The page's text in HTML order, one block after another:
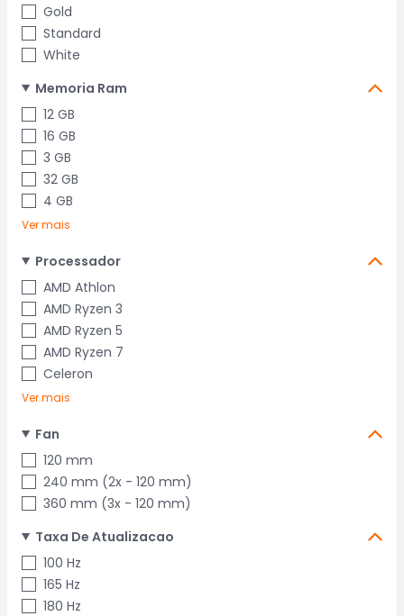
Gold
Standard
White
Memoria Ram
12 GB
16 GB
3 GB
32 GB
4 GB
Ver mais
Processador
AMD Athlon
AMD Ryzen 3
AMD Ryzen 5
AMD Ryzen 7
Celeron
Ver mais
Fan
120 mm
240 mm (2x - 120 mm)
360 mm (3x - 120 mm)
Taxa De Atualizacao
100 Hz
165 Hz
180 Hz